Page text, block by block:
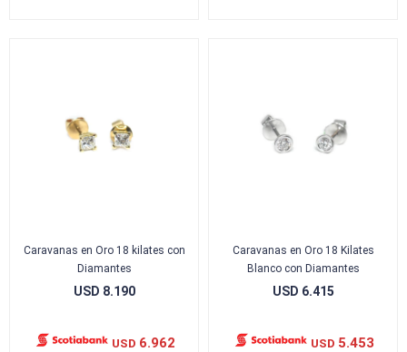
Caravanas en Oro 18 kilates con
Diamantes
USD 8.190
USD 6.962
Caravanas en Oro 18 Kilates
Blanco con Diamantes
USD 6.415
USD 5.453